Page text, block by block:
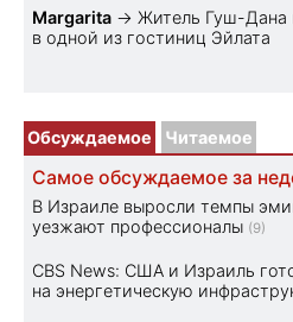
Margarita → Житель Гуш-Дана
в одной из гостиниц Эйлата
Обсуждаемое Читаемое
Самое обсуждаемое за
В Израиле выросли темпы
уезжают профессионалы (9)
CBS News: США и Израиль
на энергетическую